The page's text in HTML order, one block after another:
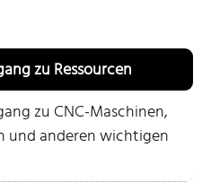
zu Ressourcen
zu CNC-Maschinen,
und anderen wichtigen